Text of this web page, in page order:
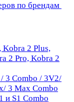
по брендам
2 Plus,
2 Pro, Kobra 2
3 Combo / 3V2/
3 Max Combo
и S1 Combo